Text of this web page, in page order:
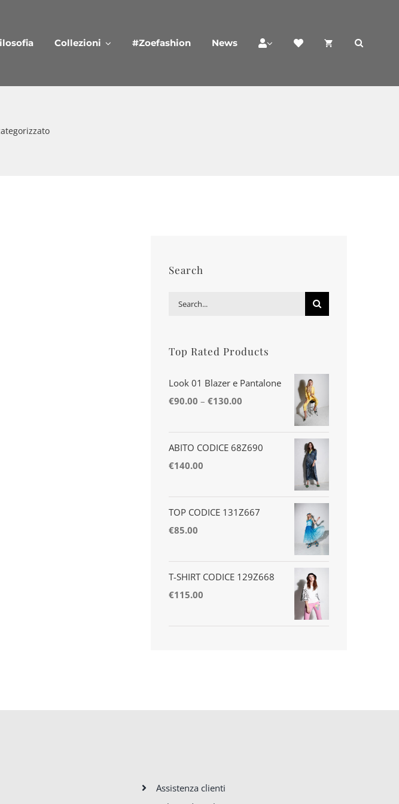
Collezioni #Zoefashion News
Search
Search
Top Rated Products
Look 01 Blazer e Pantalone
€90.00 –€130.00
ABITO CODICE 68Z690
€140.00
TOP CODICE 131Z667
€85.00
T-SHIRT CODICE 129Z668
€115.00
Assistenza clienti